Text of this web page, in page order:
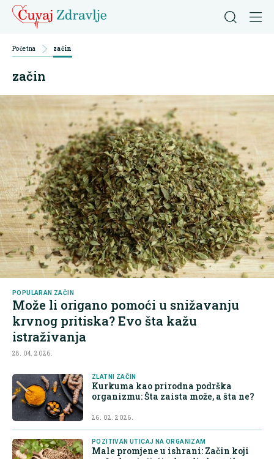
Početna začin
začin
POPULARAN ZAČIN
Može li origano pomoći u snižavanju
krvnog pritiska? Evo šta kažu
istraživanja
28. 04. 2026.
ZLATNI ZAČIN
Kurkuma kao prirodna podrška
organizmu: Šta zaista može, a šta ne?
26. 02. 2026.
POZITIVAN UTICAJ NA ORGANIZAM
Male promjene u ishrani: Začin koji